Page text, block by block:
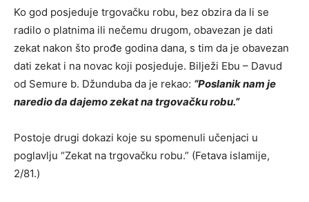
Ko god posjeduje trgovačku robu, bez obzira da li se
radilo o platnima ili nečemu drugom, obavezan je dati
zekat nakon što prođe godina dana, s tim da je obavezan
dati zekat i na novac koji posjeduje. Bilježi Ebu – Davud
od Semure b. Džunduba da je rekao: “Poslanik nam je
naredio da dajemo zekat na trgovačku robu.”
Postoje drugi dokazi koje su spomenuli učenjaci u
poglavlju “Zekat na trgovačku robu.” (Fetava islamije,
2/81.)